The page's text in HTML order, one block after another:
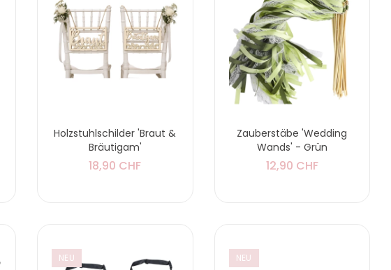
Holzstuhlschilder 'Braut &
Bräutigam'
18,90 CHF
Zauberstäbe 'Wedding
Wands' - Grün
12,90 CHF
NEU NEU